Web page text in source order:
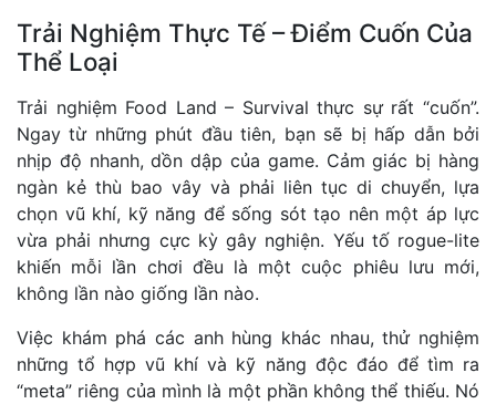
Trải Nghiệm Thực Tế – Điểm Cuốn Của
Thể Loại
Trải nghiệm Food Land – Survival thực sự rất “cuốn”.
Ngay từ những phút đầu tiên, bạn sẽ bị hấp dẫn bởi
nhịp độ nhanh, dồn dập của game. Cảm giác bị hàng
ngàn kẻ thù bao vây và phải liên tục di chuyển, lựa
chọn vũ khí, kỹ năng để sống sót tạo nên một áp lực
vừa phải nhưng cực kỳ gây nghiện. Yếu tố rogue-lite
khiến mỗi lần chơi đều là một cuộc phiêu lưu mới,
không lần nào giống lần nào.
Việc khám phá các anh hùng khác nhau, thử nghiệm
những tổ hợp vũ khí và kỹ năng độc đáo để tìm ra
“meta” riêng của mình là một phần không thể thiếu. Nó